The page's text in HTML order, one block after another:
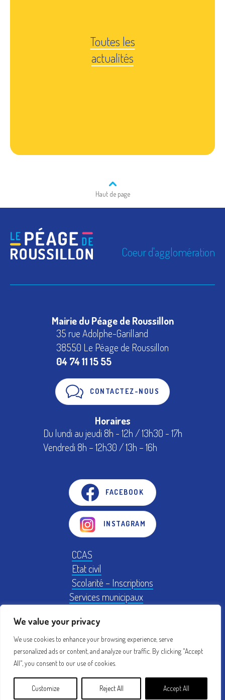
We value your privacy
We use cookies to enhance your browsing experience, serve
personalized ads or content, and analyze our traffic. By clicking "Accept
All", you consent to our use of cookies.
Customize Reject All Accept All
Toutes les
actualités
Haut de page
Coeur d'agglomération
Mairie du Péage de Roussillon
35 rue Adolphe-Garilland
38550 Le Péage de Roussillon
04 74 11 15 55
CONTACTEZ-NOUS
Horaires
Du lundi au jeudi 8h - 12h / 13h30 - 17h
Vendredi 8h – 12h30 / 13h – 16h
FACEBOOK
INSTAGRAM
CCAS
Etat civil
Scolarité – Inscriptions
Services municipaux
Plan Local d'Urbanisme
Mentions légales
Création : acti